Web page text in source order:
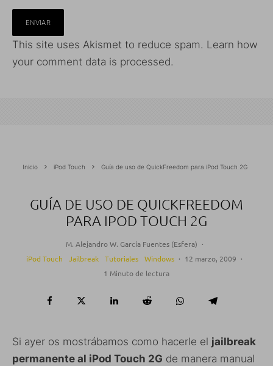
This site uses Akismet to reduce spam. Learn how
your comment data is processed.
Inicio iPod Touch Guía de uso de QuickFreedom para iPod Touch 2G
GUÍA DE USO DE QUICKFREEDOM
PARA IPOD TOUCH 2G
M. Alejandro W. García Fuentes (Esfera) ·
iPod Touch
Jailbreak Tutoriales Windows · 12 marzo, 2009 ·
1 Minuto de lectura
Si ayer os mostrábamos como hacerle el jailbreak
permanente al iPod Touch 2G de manera manual